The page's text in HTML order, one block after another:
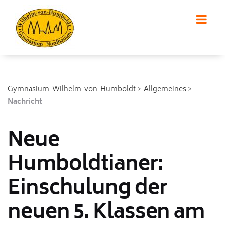
Gymnasium-Wilhelm-von-Humboldt
Allgemeines
Nachricht
Neue
Humboldtianer:
Einschulung der
neuen 5. Klassen am